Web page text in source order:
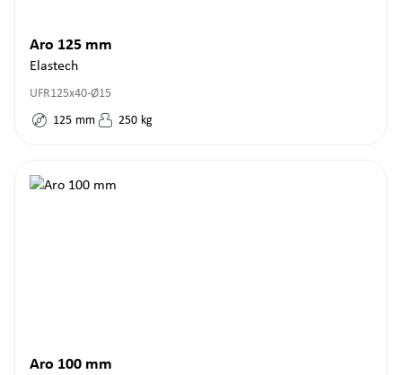
Aro 125 mm
Elastech
UFR125x40-Ø15
125 mm 250 kg
Aro 100 mm